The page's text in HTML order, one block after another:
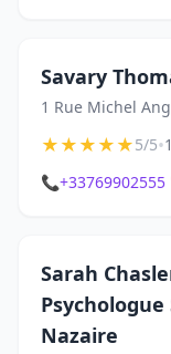
Savary
1 Rue Michel
★★★★★5/5•
📞+33769902555
Sarah
Psychologue
Nazaire